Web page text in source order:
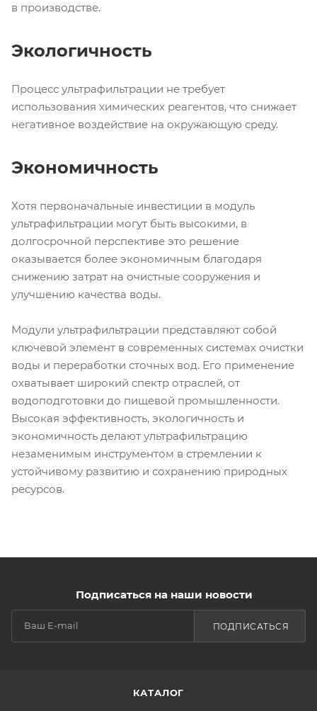
в производстве.
Экологичность
Процесс ультрафильтрации не требует
использования химических реагентов, что снижает
негативное воздействие на окружающую среду.
Экономичность
Хотя первоначальные инвестиции в модуль
ультрафильтрации могут быть высокими, в
долгосрочной перспективе это решение
оказывается более экономичным благодаря
снижению затрат на очистные сооружения и
улучшению качества воды.
Модули ультрафильтрации представляют собой
ключевой элемент в современных системах очистки
воды и переработки сточных вод. Его применение
охватывает широкий спектр отраслей, от
водоподготовки до пищевой промышленности.
Высокая эффективность, экологичность и
экономичность делают ультрафильтрацию
незаменимым инструментом в стремлении к
устойчивому развитию и сохранению природных
ресурсов.
Подписаться на наши новости
ПОДПИСАТЬСЯ
КАТАЛОГ